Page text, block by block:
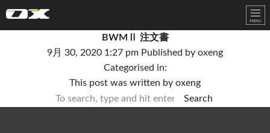
BWMⅡ 注文書
9月 30, 2020 1:27 pm Published by oxeng
Categorised in:
This post was written by oxeng
Search